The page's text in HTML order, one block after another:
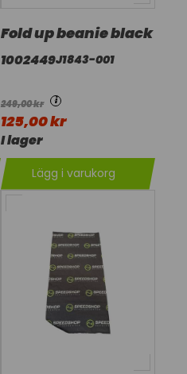
Fold up beanie black
1002449J1843-001
249,00 kr i
125,00 kr
I lager
Lägg i varukorg